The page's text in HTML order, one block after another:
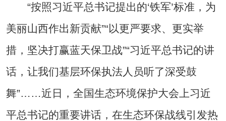
“按照习近平总书记提出的‘铁军’标准，为
美丽山西作出新贡献”“以更严要求、更实举
措，坚决打赢蓝天保卫战”“习近平总书记的讲
话，让我们基层环保执法人员听了深受鼓
舞”……近日，全国生态环境保护大会上习近
平总书记的重要讲话，在生态环保战线引发热